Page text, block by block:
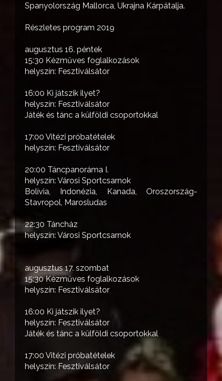
Spanyolország Mallorca, Ukrajna Kárpátalja.
Részletes program 2019
augusztus 16. péntek
15:30 Kézműves foglalkozások
helyszín: Fesztiválsátor
16:00 Ki játszik ilyet?
helyszín: Fesztiválsátor
Játék és tánc a külföldi csoportokkal
17:00 Vitézi próbatételek
helyszín: Fesztiválsátor
20:00 Táncpanoráma I.
helyszín: Városi Sportcsarnok
Bolívia, Indonézia, Kanada, Oroszország-
Stavropol, Marosludas
22:30 Táncház
helyszín: Városi Sportcsarnok
augusztus 17. szombat
15:30 Kézműves foglalkozások
helyszín: Fesztiválsátor
16:00 Ki játszik ilyet?
helyszín: Fesztiválsátor
Játék és tánc a külföldi csoportokkal
17:00 Vitézi próbatételek
helyszín: Fesztiválsátor